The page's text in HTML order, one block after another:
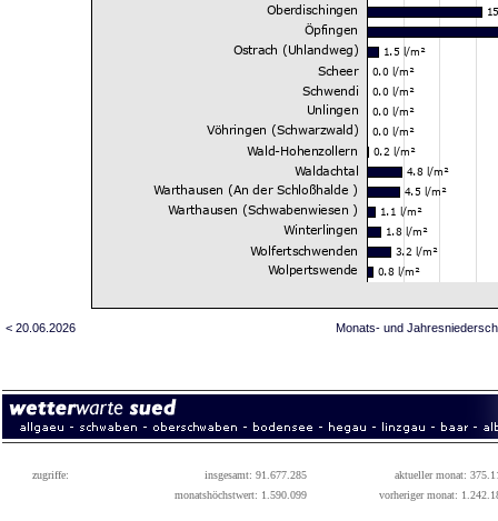
< 20.06.2026 Monats- und
zugriffe: insgesamt: 91.677.285
aktueller monat:
monatshöchstwert: 1.590.099
vorheriger monat: